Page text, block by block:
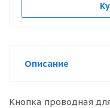
Описание
Кнопка проводная